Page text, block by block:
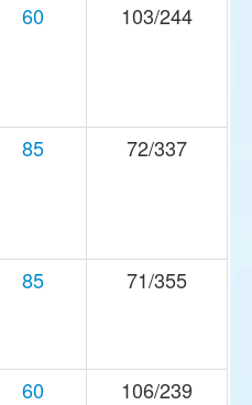
60 103/244
85 72/337
85 71/355
60 106/239